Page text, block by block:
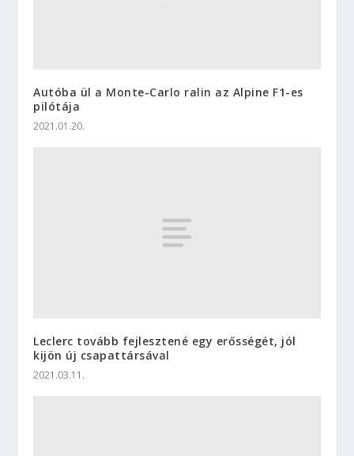
Autóba ül a Monte-Carlo ralin az Alpine F1-es
pilótája
2021.01.20.
Leclerc tovább fejlesztené egy erősségét, jól
kijön új csapattársával
2021.03.11.